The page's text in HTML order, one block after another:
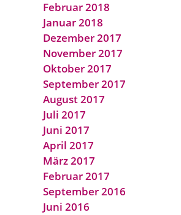
Februar 2018
Januar 2018
Dezember 2017
November 2017
Oktober 2017
September 2017
August 2017
Juli 2017
Juni 2017
April 2017
März 2017
Februar 2017
September 2016
Juni 2016